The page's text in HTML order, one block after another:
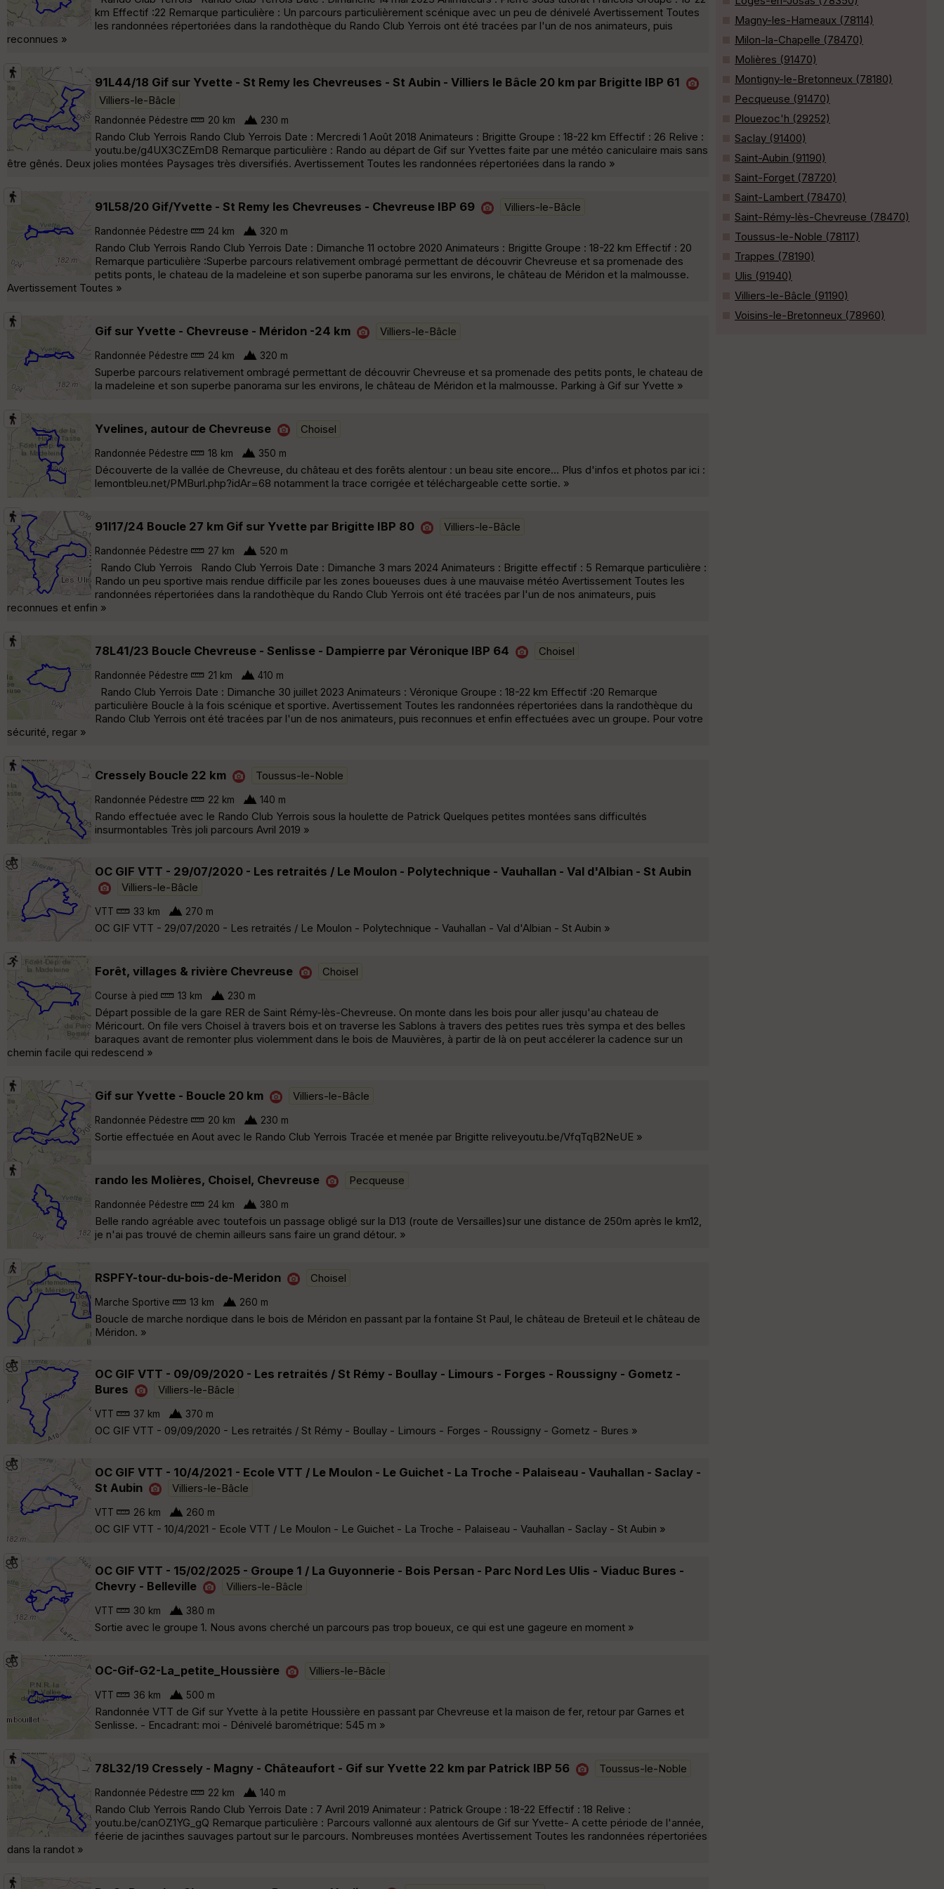
km Effectif :22 Remarque particulière : Un parcours particulièrement scénique avec un peu de dénivelé Avertissement Toutes
les randonnées répertoriées dans la randothèque du Rando Club Yerrois ont été tracées par l'un de nos animateurs, puis
reconnues »
91L44/18 Gif sur Yvette - St Remy les Chevreuses - St Aubin - Villiers le Bâcle 20 km par Brigitte IBP 61
Villiers-le-Bâcle
Randonnée Pédestre 20 km 230 m
Rando Club Yerrois Rando Club Yerrois Date : Mercredi 1 Août 2018 Animateurs : Brigitte Groupe : 18-22 km Effectif : 26 Relive :
youtu.be/g4UX3CZEmD8 Remarque particulière : Rando au départ de Gif sur Yvettes faite par une météo caniculaire mais sans
être gênés. Deux jolies montées Paysages très diversifiés. Avertissement Toutes les randonnées répertoriées dans la rando »
91L58/20 Gif/Yvette - St Remy les Chevreuses - Chevreuse IBP 69 Villiers-le-Bâcle
Randonnée Pédestre 24 km 320 m
Rando Club Yerrois Rando Club Yerrois Date : Dimanche 11 octobre 2020 Animateurs : Brigitte Groupe : 18-22 km Effectif : 20
Remarque particulière :Superbe parcours relativement ombragé permettant de découvrir Chevreuse et sa promenade des
petits ponts, le chateau de la madeleine et son superbe panorama sur les environs, le château de Méridon et la malmousse.
Avertissement Toutes »
Gif sur Yvette - Chevreuse - Méridon -24 km Villiers-le-Bâcle
Randonnée Pédestre 24 km 320 m
Superbe parcours relativement ombragé permettant de découvrir Chevreuse et sa promenade des petits ponts, le chateau de
la madeleine et son superbe panorama sur les environs, le château de Méridon et la malmousse. Parking à Gif sur Yvette »
Yvelines, autour de Chevreuse Choisel
Randonnée Pédestre 18 km 350 m
Découverte de la vallée de Chevreuse, du château et des forêts alentour : un beau site encore... Plus d'infos et photos par ici :
lemontbleu.net/PMBurl.php?idAr=68 notamment la trace corrigée et téléchargeable cette sortie. »
91l17/24 Boucle 27 km Gif sur Yvette par Brigitte IBP 80 Villiers-le-Bâcle
Randonnée Pédestre 27 km 520 m
Rando Club Yerrois Rando Club Yerrois Date : Dimanche 3 mars 2024 Animateurs : Brigitte effectif : 5 Remarque particulière :
Rando un peu sportive mais rendue difficile par les zones boueuses dues à une mauvaise météo Avertissement Toutes les
randonnées répertoriées dans la randothèque du Rando Club Yerrois ont été tracées par l'un de nos animateurs, puis
reconnues et enfin »
78L41/23 Boucle Chevreuse - Senlisse - Dampierre par Véronique IBP 64 Choisel
Randonnée Pédestre 21 km 410 m
Rando Club Yerrois Date : Dimanche 30 juillet 2023 Animateurs : Véronique Groupe : 18-22 km Effectif :20 Remarque
particulière Boucle à la fois scénique et sportive. Avertissement Toutes les randonnées répertoriées dans la randothèque du
Rando Club Yerrois ont été tracées par l'un de nos animateurs, puis reconnues et enfin effectuées avec un groupe. Pour votre
sécurité, regar »
Cressely Boucle 22 km Toussus-le-Noble
Randonnée Pédestre 22 km 140 m
Rando effectuée avec le Rando Club Yerrois sous la houlette de Patrick Quelques petites montées sans difficultés
insurmontables Très joli parcours Avril 2019 »
OC GIF VTT - 29/07/2020 - Les retraités / Le Moulon - Polytechnique - Vauhallan - Val d'Albian - St Aubin
Villiers-le-Bâcle
VTT 33 km 270 m
OC GIF VTT - 29/07/2020 - Les retraités / Le Moulon - Polytechnique - Vauhallan - Val d'Albian - St Aubin »
Forêt, villages & rivière Chevreuse Choisel
Course à pied 13 km 230 m
Départ possible de la gare RER de Saint Rémy-lès-Chevreuse. On monte dans les bois pour aller jusqu'au chateau de
Méricourt. On file vers Choisel à travers bois et on traverse les Sablons à travers des petites rues très sympa et des belles
baraques avant de remonter plus violemment dans le bois de Mauvières, à partir de là on peut accélerer la cadence sur un
chemin facile qui redescend »
Gif sur Yvette - Boucle 20 km Villiers-le-Bâcle
Randonnée Pédestre 20 km 230 m
Sortie effectuée en Aout avec le Rando Club Yerrois Tracée et menée par Brigitte reliveyoutu.be/VfqTqB2NeUE »
rando les Molières, Choisel, Chevreuse Pecqueuse
Randonnée Pédestre 24 km 380 m
Belle rando agréable avec toutefois un passage obligé sur la D13 (route de Versailles)sur une distance de 250m après le km12,
je n'ai pas trouvé de chemin ailleurs sans faire un grand détour. »
RSPFY-tour-du-bois-de-Meridon Choisel
Marche Sportive 13 km 260 m
Boucle de marche nordique dans le bois de Méridon en passant par la fontaine St Paul, le château de Breteuil et le château de
Méridon. »
OC GIF VTT - 09/09/2020 - Les retraités / St Rémy - Boullay - Limours - Forges - Roussigny - Gometz -
Bures
Villiers-le-Bâcle
VTT 37 km 370 m
OC GIF VTT - 09/09/2020 - Les retraités / St Rémy - Boullay - Limours - Forges - Roussigny - Gometz - Bures »
OC GIF VTT - 10/4/2021 - Ecole VTT / Le Moulon - Le Guichet - La Troche - Palaiseau - Vauhallan - Saclay -
St Aubin
Villiers-le-Bâcle
VTT 26 km 260 m
OC GIF VTT - 10/4/2021 - Ecole VTT / Le Moulon - Le Guichet - La Troche - Palaiseau - Vauhallan - Saclay - St Aubin »
OC GIF VTT - 15/02/2025 - Groupe 1 / La Guyonnerie - Bois Persan - Parc Nord Les Ulis - Viaduc Bures -
Chevry - Belleville
Villiers-le-Bâcle
VTT 30 km 380 m
Sortie avec le groupe 1. Nous avons cherché un parcours pas trop boueux, ce qui est une gageure en moment »
OC-Gif-G2-La_petite_Houssière Villiers-le-Bâcle
VTT 36 km 500 m
Randonnée VTT de Gif sur Yvette à la petite Houssière en passant par Chevreuse et la maison de fer, retour par Garnes et
Senlisse. - Encadrant: moi - Dénivelé barométrique: 545 m »
78L32/19 Cressely - Magny - Châteaufort - Gif sur Yvette 22 km par Patrick IBP 56 Toussus-le-Noble
Randonnée Pédestre 22 km 140 m
Rando Club Yerrois Rando Club Yerrois Date : 7 Avril 2019 Animateur : Patrick Groupe : 18-22 Effectif : 18 Relive :
youtu.be/canOZ1YG_gQ Remarque particulière : Parcours vallonné aux alentours de Gif sur Yvette- A cette période de l'année,
féerie de jacinthes sauvages partout sur le parcours. Nombreuses montées Avertissement Toutes les randonnées répertoriées
dans la randot »
Magny-les-Hameaux (78114)
Milon-la-Chapelle (78470)
Molières (91470)
Montigny-le-Bretonneux (78180)
Pecqueuse (91470)
Plouezoc'h (29252)
Saclay (91400)
Saint-Aubin (91190)
Saint-Forget (78720)
Saint-Lambert (78470)
Saint-Rémy-lès-Chevreuse (78470)
Toussus-le-Noble (78117)
Trappes (78190)
Ulis (91940)
Villiers-le-Bâcle (91190)
Voisins-le-Bretonneux (78960)